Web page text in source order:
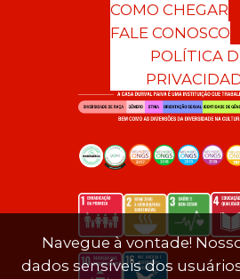
COMO CHEGAR
FALE CONOSCO
POLÍTICA
Navegue à vontade!
dados sensíveis dos